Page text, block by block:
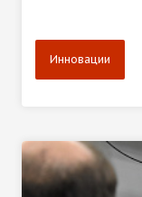
Инновации